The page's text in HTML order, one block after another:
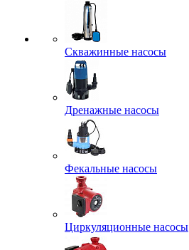
Скважинные насосы
Дренажные насосы
Фекальные насосы
Циркуляционные насосы